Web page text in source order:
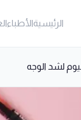
الرئيسيةالأطباء
لشد الوجه